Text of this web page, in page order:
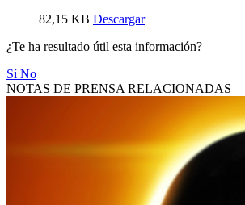
82,15 KB Descargar
¿Te ha resultado útil esta información?
SíNo
NOTAS DE PRENSA RELACIONADAS